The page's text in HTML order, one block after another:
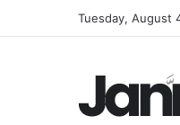
Tuesday, August